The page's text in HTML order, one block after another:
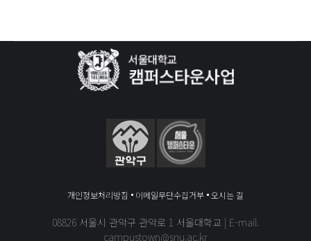
개인정보처리방침 이메일무단수집거부 오시는 길
08826 서울시 관악구 관악로 1 서울대학교 | E-mail.
campustown@snu.ac.kr